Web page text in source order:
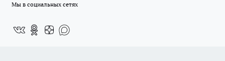
Мы в социальных сетях